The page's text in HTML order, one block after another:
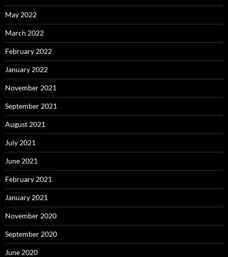
May 2022
March 2022
February 2022
January 2022
November 2021
September 2021
August 2021
July 2021
June 2021
February 2021
January 2021
November 2020
September 2020
June 2020